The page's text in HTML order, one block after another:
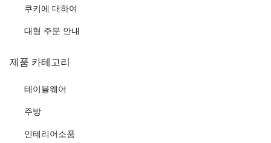
쿠키에 대하여
대형 주문 안내
제품 카테고리
테이블웨어
주방
인테리어소품